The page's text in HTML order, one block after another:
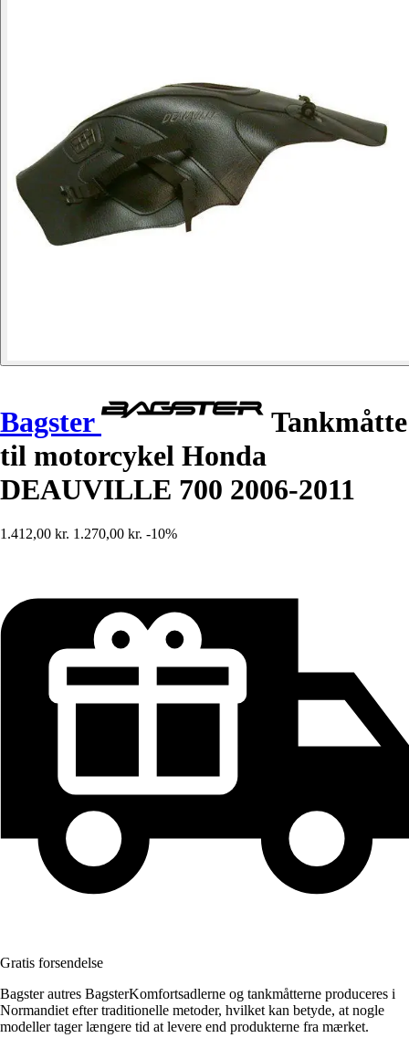
Bagster
Tankmåtte
til motorcykel Honda
DEAUVILLE 700 2006-2011
1.412,00 kr. 1.270,00 kr. -10%
Gratis forsendelse
Bagster autres BagsterKomfortsadlerne og tankmåtterne produceres i
Normandiet efter traditionelle metoder, hvilket kan betyde, at nogle
modeller tager længere tid at levere end produkterne fra mærket.